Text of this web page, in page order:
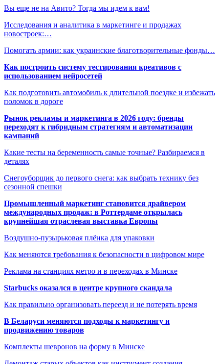
Вы еще не на Авито? Тогда мы идем к вам!
Исследования и аналитика в маркетинге и продажах
новостроек:…
Помогать армии: как украинские благотворительные фонды…
Как построить систему тестирования креативов с
использованием нейросетей
Как подготовить автомобиль к длительной поездке и избежать
поломок в дороге
Рынок рекламы и маркетинга в 2026 году: бренды
переходят к гибридным стратегиям и автоматизации
кампаний
Какие тесты на беременность самые точные? Разбираемся в
деталях
Снегоуборщик до первого снега: как выбрать технику без
сезонной спешки
Промышленный маркетинг становится драйвером
международных продаж: в Роттердаме открылась
крупнейшая отраслевая выставка Европы
Воздушно-пузырьковая плёнка для упаковки
Как меняются требования к безопасности в цифровом мире
Реклама на станциях метро и в переходах в Минске
Starbucks оказался в центре крупного скандала
Как правильно организовать переезд и не потерять время
В Беларуси меняются подходы к маркетингу и
продвижению товаров
Комплекты шевронов на форму в Минске